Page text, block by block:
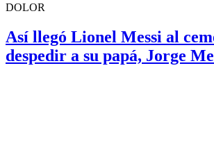
DOLOR
Así llegó Lionel Messi al
despedir a su papá, Jorge